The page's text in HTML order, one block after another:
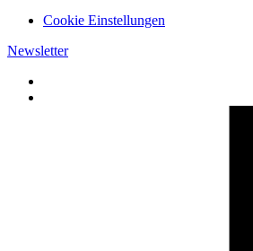
Cookie Einstellungen
Newsletter